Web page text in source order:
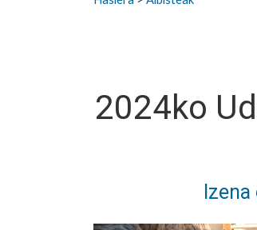
2024ko